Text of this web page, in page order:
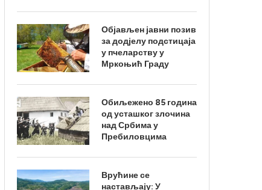
Објављен јавни позив
за додјелу подстицаја
у пчеларству у
Мркоњић Граду
Обиљежено 85 година
од усташког злочина
над Србима у
Пребиловцима
Врућине се
настављају: У